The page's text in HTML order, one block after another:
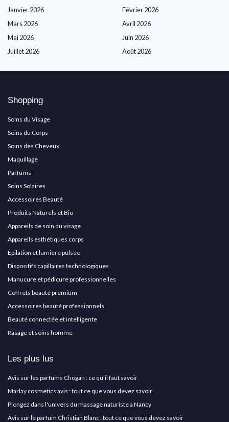
Janvier 2026
Février 2026
Mars 2026
Avril 2026
Mai 2026
Juin 2026
Juillet 2026
Août 2026
Shopping
Soins du Visage
Soins du Corps
Soins des Cheveux
Maquillage
Parfums
Soins Solaires
Accessoires Beauté
Produits Naturels et Bio
Appareils de soin du visage
Appareils esthétiques corps
Épilation et lumière pulsée
Dispositifs capillaires technologiques
Manucure et pédicure professionnelles
Coffrets beauté premium
Accessoires beauté professionnels
Beauté connectée et intelligente
Rasage et soins homme
Les plus lus
Avis sur les parfums Chogan : ce qu'il faut savoir
Marlay cosmetics avis : tout ce que vous devez savoir
Plongez dans l'univers du massage naturiste à Nancy
Avis sur le parfum Christian Blanc : tout ce que vous devez savoir